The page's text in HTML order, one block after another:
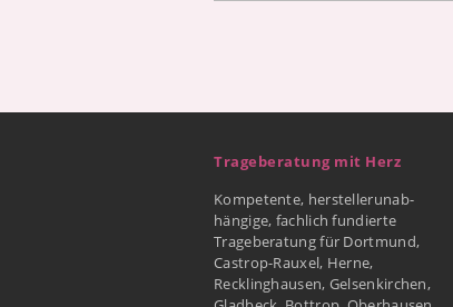
Trageberatung mit Herz
Kompetente, herstellerunab-
hängige, fachlich fundierte
Trageberatung für Dortmund,
Castrop-Rauxel, Herne,
Recklinghausen, Gelsenkirchen,